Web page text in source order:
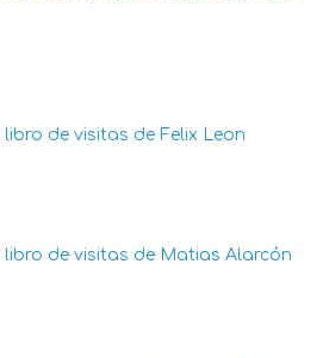
libro de visitas de Felix Leon
libro de visitas de Matias Alarcón